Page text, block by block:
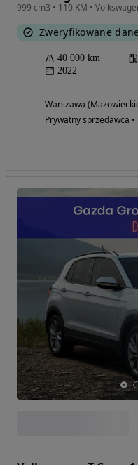
999 cm3 • 110 KM •
Zweryfikowane dane
40 000 km
2022
Warszawa
Prywatny sprzedawca •